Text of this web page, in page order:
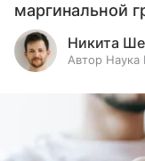
маргинальной
Никита
Автор Наука